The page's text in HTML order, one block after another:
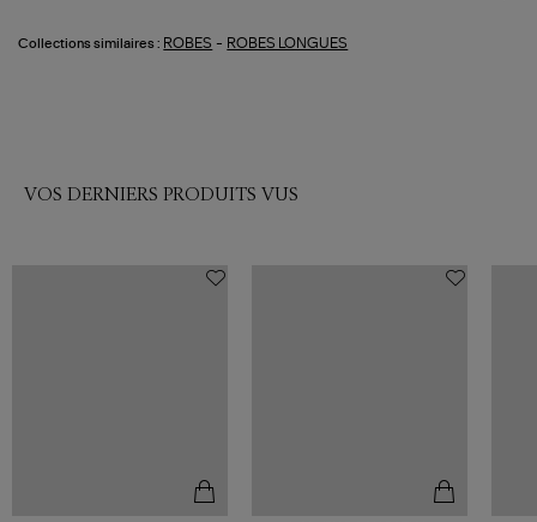
Collections similaires : ROBES - ROBES LONGUES
VOS DERNIERS PRODUITS VUS